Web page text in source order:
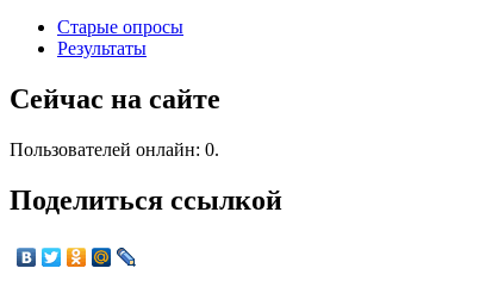
Старые опросы
Результаты
Сейчас на сайте
Пользователей онлайн: 0.
Поделиться ссылкой